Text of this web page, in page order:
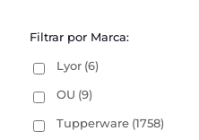
Filtrar por Marca:
Lyor (6)
OU (9)
Tupperware (1758)